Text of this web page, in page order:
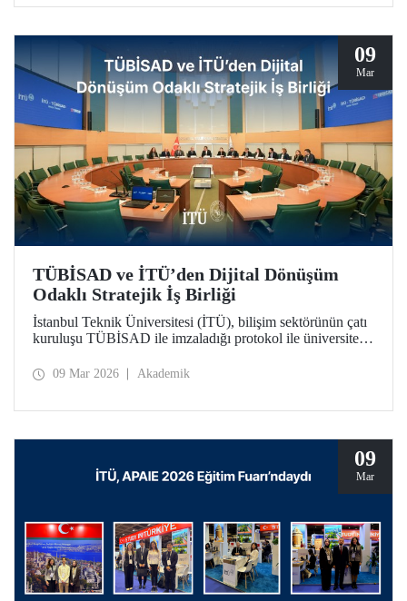
09
Mar
TÜBİSAD ve İTÜ’den Dijital Dönüşüm
Odaklı Stratejik İş Birliği
İstanbul Teknik Üniversitesi (İTÜ), bilişim sektörünün çatı
kuruluşu TÜBİSAD ile imzaladığı protokol ile üniversite-
09 Mar 2026 Akademik
09
Mar